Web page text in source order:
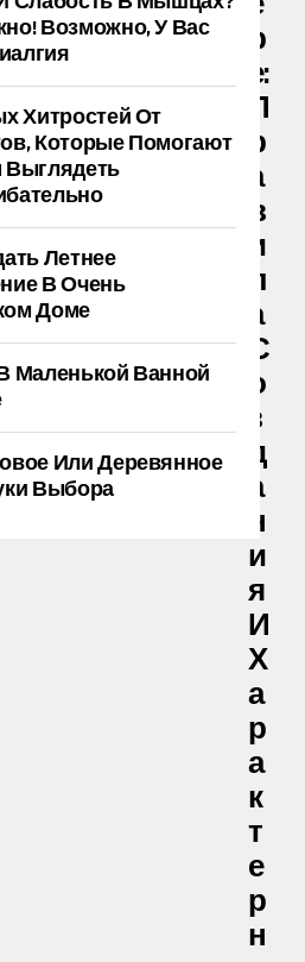
Р
Е:
П
Р
А
В
И
Л
А
С
О
З
Д
А
Н
И
Я
И
Х
А
Р
А
К
Т
Е
Р
Н
Возможно, У Вас
Хитростей От
Которые Помогают
Выглядеть
Летнее
В Очень
Доме
Маленькой Ванной
Или Деревянное
Выбора